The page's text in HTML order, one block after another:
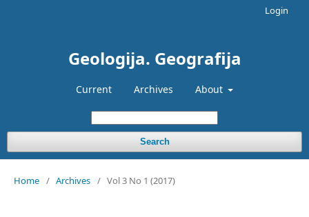
Geologija. Geografija
Current Archives About
Search
Login
Home / Archives / Vol 3 No 1 (2017)